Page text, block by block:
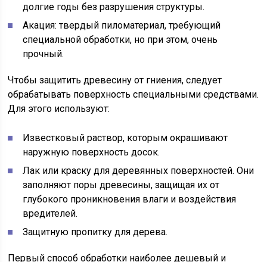
долгие годы без разрушения структуры.
Акация: твердый пиломатериал, требующий
специальной обработки, но при этом, очень
прочный.
Чтобы защитить древесину от гниения, следует
обрабатывать поверхность специальными средствами.
Для этого используют:
Известковый раствор, которым окрашивают
наружную поверхность досок.
Лак или краску для деревянных поверхностей. Они
заполняют поры древесины, защищая их от
глубокого проникновения влаги и воздействия
вредителей.
Защитную пропитку для дерева.
Первый способ обработки наиболее дешевый и